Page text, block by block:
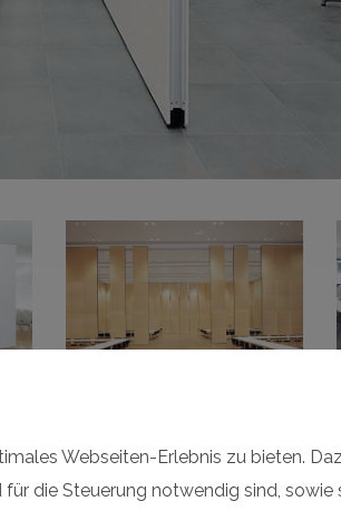
Webseiten-Erlebnis zu bieten.
die Steuerung notwendig sind, sowie